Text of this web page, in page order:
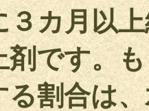
３カ月以
剤です。
割合は